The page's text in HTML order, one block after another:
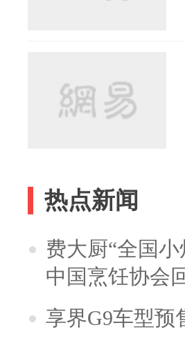
热点新闻
费大厨“全国
中国烹饪协会
享界G9车型预